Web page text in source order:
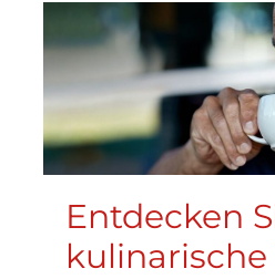
Entdecken